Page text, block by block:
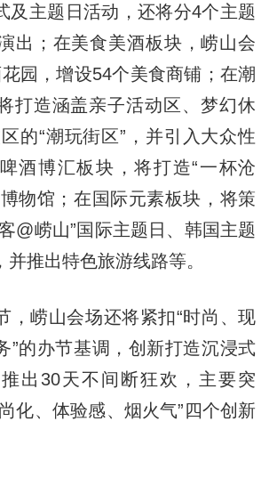
及主题日活动，还将分4个主题
出；在美食美酒板块，崂山会
园，增设54个美食商铺；在潮
打造涵盖亲子活动区、梦幻休
的“潮玩街区”，并引入大众性
酒博汇板块，将打造“一杯沧
物馆；在国际元素板块，将策
@崂山”国际主题日、韩国主题
并推出特色旅游线路等。
崂山会场还将紧扣“时尚、现
”的办节基调，创新打造沉浸式
出30天不间断狂欢，主要突
化、体验感、烟火气”四个创新